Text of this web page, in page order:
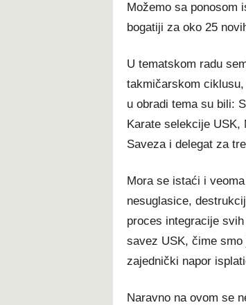
Možemo sa ponosom
bogatiji za oko 25
U tematskom radu
takmičarskom
u obradi tema su bili:
Karate selekcije USK,
Saveza i delegat za
Mora se istaći i
nesuglasice,
proces integracije
savez USK, čime
zajednički napor
Naravno na ovom se